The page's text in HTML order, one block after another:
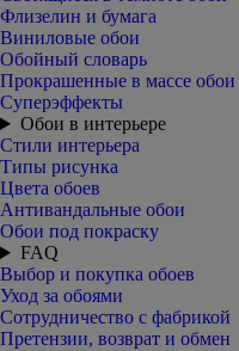
Флизелин и бумага
Виниловые обои
Обойный словарь
Прокрашенные в массе обои
Суперэффекты
Обои в интерьере
Стили интерьера
Типы рисунка
Цвета обоев
Антивандальные обои
Обои под покраску
FAQ
Выбор и покупка обоев
Уход за обоями
Сотрудничество с фабрикой
Претензии, возврат и обмен